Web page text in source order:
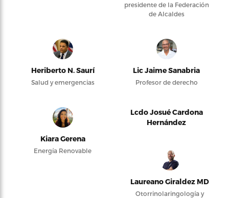
presidente de la Federación
de Alcaldes
Heriberto N. Saurí
Salud y emergencias
Lic Jaime Sanabria
Profesor de derecho
Kiara Gerena
Energía Renovable
Lcdo Josué Cardona
Hernández
Laureano Giraldez MD
Otorrinolaringología y